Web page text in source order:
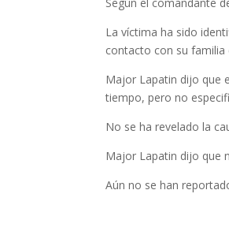
La víctima ha sido
contacto con su familia
Major Lapatin dijo que
tiempo, pero no
No se ha revelado la
Major Lapatin dijo que
Aún no se han